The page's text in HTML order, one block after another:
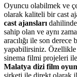
Oyuncu olabilmek ve
olarak kaliteli bir cast
cast ajansları
sahip olan ve aynı
aracılığı ile son
yapabilirsiniz.
sinema filmi projeleri
Malatya dizi film
şirketi ile direkt olarak